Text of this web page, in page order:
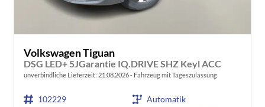
Volkswagen Tiguan
DSG LED+ 5JGarantie IQ.DRIVE SHZ Keyl ACC
unverbindliche Lieferzeit: 21.08.2026 Fahrzeug mit Tageszulassung
102229
Automatik